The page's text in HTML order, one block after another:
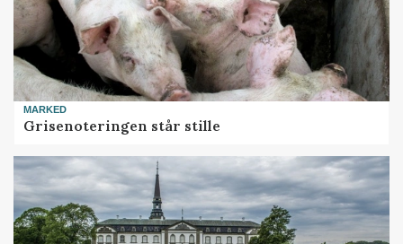
MARKED
Grisenoteringen står stille